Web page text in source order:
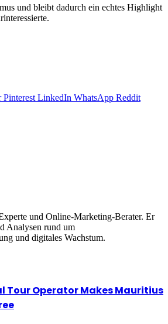
und bleibt dadurch ein echtes Highlight
Pinterest LinkedIn WhatsApp Reddit
und Online-Marketing-Berater. Er
Analysen rund um
und digitales Wachstum.
Tour Operator Makes Mauritius